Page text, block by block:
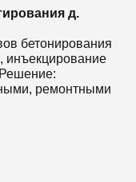
д.
бетонирования
инъекцирование
ремонтными